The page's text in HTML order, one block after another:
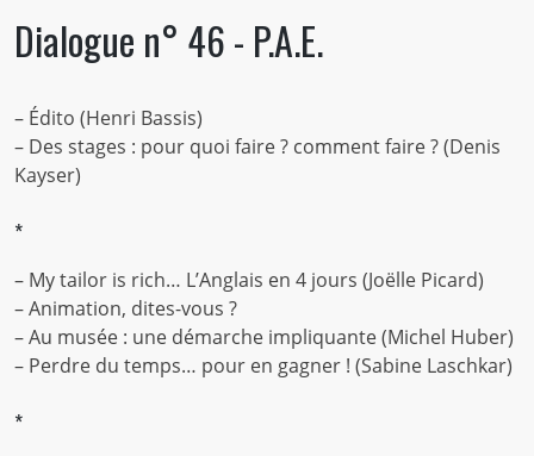
Dialogue n° 46 - P.A.E.
– Édito (Henri Bassis)
– Des stages : pour quoi faire ? comment faire ? (Denis
Kayser)
*
– My tailor is rich… L’Anglais en 4 jours (Joëlle Picard)
– Animation, dites-vous ?
– Au musée : une démarche impliquante (Michel Huber)
– Perdre du temps… pour en gagner ! (Sabine Laschkar)
*